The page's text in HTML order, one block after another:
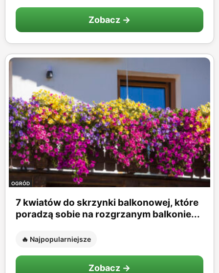
Zobacz →
OGRÓD
7 kwiatów do skrzynki balkonowej, które
poradzą sobie na rozgrzanym balkonie...
🔥 Najpopularniejsze
Zobacz →